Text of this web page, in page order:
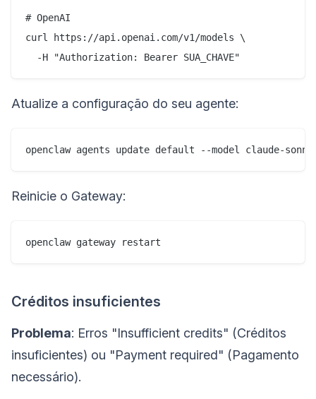
# OpenAI
curl https://api.openai.com/v1/models \
Atualize a configuração do seu agente:
Reinicie o Gateway:
Créditos insuficientes
Problema: Erros "Insufficient credits" (Créditos
insuficientes) ou "Payment required" (Pagamento
necessário).